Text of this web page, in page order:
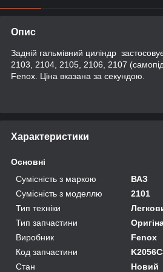
Опис
Задній гальмівний циліндр
2103, 2104, 2105, 2106, 2107
Fenox. Ціна вказана за секундою.
Характеристики
Основні
Сумісність з маркою
ВАЗ
Сумісність з моделлю
2101
Тип техніки
Тип запчастини
Виробник
Fenox
Код запчастини
Стан
Новий